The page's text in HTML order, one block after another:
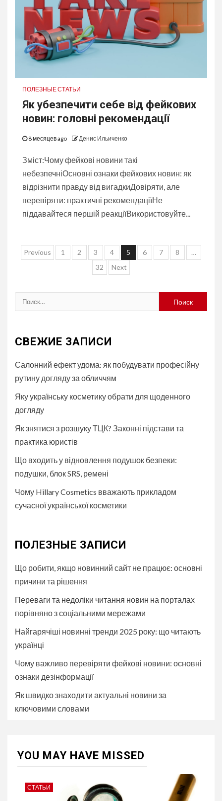
ПОЛЕЗНЫЕ СТАТЬИ
Як убезпечити себе від фейкових
новин: головні рекомендації
8 месяцев ago Денис Ильиченко
Зміст:Чому фейкові новини такі
небезпечніОсновні ознаки фейкових новин: як
відрізнити правду від вигадкиДовіряти, але
перевіряти: практичні рекомендаціїНе
піддавайтеся першій реакціїВикористовуйте...
Навигация
Previous 1 2 3 4 5 6 7 8
…
32
Next
Найти:
СВЕЖИЕ ЗАПИСИ
Салонний ефект удома: як побудувати професійну
рутину догляду за обличчям
Яку українську косметику обрати для щоденного
догляду
Як знятися з розшуку ТЦК? Законні підстави та
практика юристів
Що входить у відновлення подушок безпеки:
подушки, блок SRS, ремені
Чому Hillary Cosmetics вважають прикладом
сучасної української косметики
ПОЛЕЗНЫЕ ЗАПИСИ
Що робити, якщо новинний сайт не працює: основні
причини та рішення
Переваги та недоліки читання новин на порталах
порівняно з соціальними мережами
Найгарячіші новинні тренди 2025 року: що читають
українці
Чому важливо перевіряти фейкові новини: основні
ознаки дезінформації
Як швидко знаходити актуальні новини за
ключовими словами
YOU MAY HAVE MISSED
СТАТЬИ